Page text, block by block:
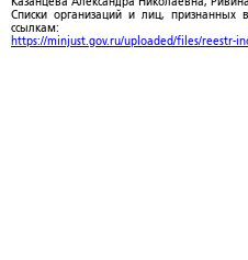
Списки организаций и лиц, признанных
ссылкам:
https://minjust.gov.ru/uploaded/files/reestr-